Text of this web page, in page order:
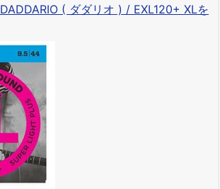
( ダダリオ ) / EXL120+ XLを